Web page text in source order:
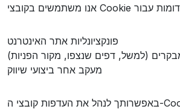
פונקציונליות אתר האינטרנט
(למשל, דפים שנצפו, מקור הפניות)
מעקב אחר ביצועי שיווק
באפשרותך לנהל את העדפות קובצי ה-Cookie בהגדרות